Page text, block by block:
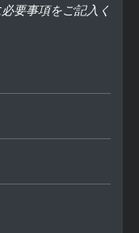
要事項をご記入く